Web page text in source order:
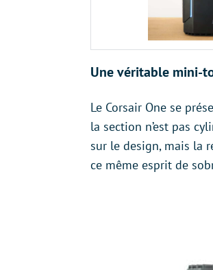
Une véritable mini-
Le Corsair One se
la section n’est pas
sur le design, mais la
ce même esprit de